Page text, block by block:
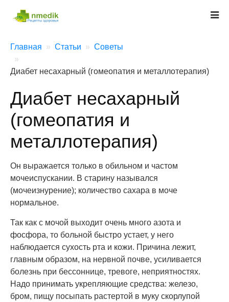
Главная Статьи Советы
Диабет несахарный (гомеопатия и металлотерапия)
Диабет несахарный
(гомеопатия и
металлотерапия)
Он выражается только в обильном и частом
мочеиспускании. В старину назывался
(мочеизнурение); количество сахара в моче
нормальное.
Так как с мочой выходит очень много азота и
фосфора, то больной быстро устает, у него
наблюдается сухость рта и кожи. Причина лежит,
главным образом, на нервной почве, усиливается
болезнь при бессоннице, тревоге, неприятностях.
Надо принимать укрепляющие средства: железо,
бром, пищу посыпать растертой в муку скорлупой